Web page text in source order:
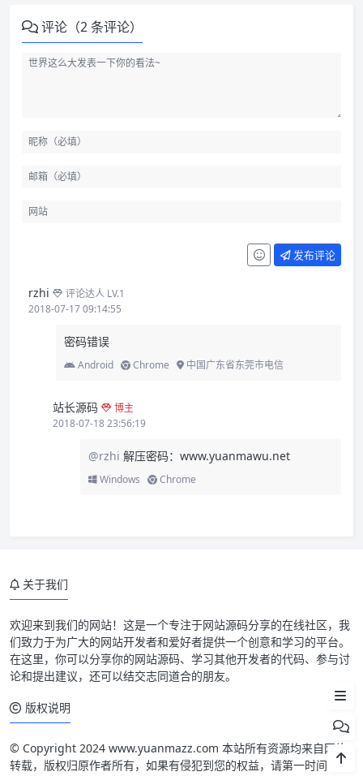
评论（2 条评论）
发布评论
rzhi
评论达人 LV.1
2018-07-17 09:14:55
密码错误
Android Chrome 中国广东省东莞市电信
站长源码
博主
2018-07-18 23:56:19
@rzhi 解压密码：www.yuanmawu.net
Windows Chrome
The7 主题简介
The7 主题截图
The7 主题安装
关于我们
欢迎来到我们的网站！这是一个专注于网站源码分享的在线社区，我
们致力于为广大的网站开发者和爱好者提供一个创意和学习的平台。
在这里，你可以分享你的网站源码、学习其他开发者的代码、参与讨
论和提出建议，还可以结交志同道合的朋友。
版权说明
© Copyright 2024 www.yuanmazz.com 本站所有资源均来自网络
转载，版权归原作者所有，如果有侵犯到您的权益，请第一时间联系